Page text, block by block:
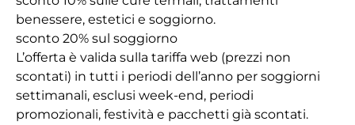
benessere, estetici e soggiorno.
sconto 20% sul soggiorno
L’offerta è valida sulla tariffa web (prezzi non
scontati) in tutti i periodi dell’anno per soggiorni
settimanali, esclusi week-end, periodi
promozionali, festività e pacchetti già scontati.